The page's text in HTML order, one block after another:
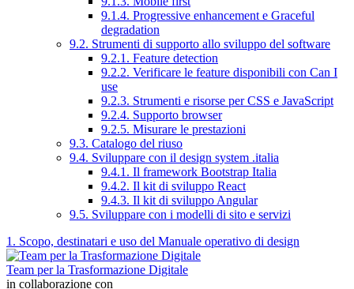
9.1.4. Progressive enhancement e Graceful
degradation
9.2. Strumenti di supporto allo sviluppo del software
9.2.1. Feature detection
9.2.2. Verificare le feature disponibili con Can I
use
9.2.3. Strumenti e risorse per CSS e JavaScript
9.2.4. Supporto browser
9.2.5. Misurare le prestazioni
9.3. Catalogo del riuso
9.4. Sviluppare con il design system .italia
9.4.1. Il framework Bootstrap Italia
9.4.2. Il kit di sviluppo React
9.4.3. Il kit di sviluppo Angular
9.5. Sviluppare con i modelli di sito e servizi
1. Scopo, destinatari e uso del Manuale operativo di design
Team per la Trasformazione Digitale
in collaborazione con